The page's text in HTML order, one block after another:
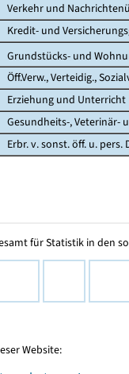
Verkehr und
Kredit- und
Grundstücks- und
Öff.Verw., Verteidig.,
Erziehung und Unterricht
Gesundheits-, Veterinär-
Erbr. v. sonst. öff. u. pers.
für Statistik in den
Website: